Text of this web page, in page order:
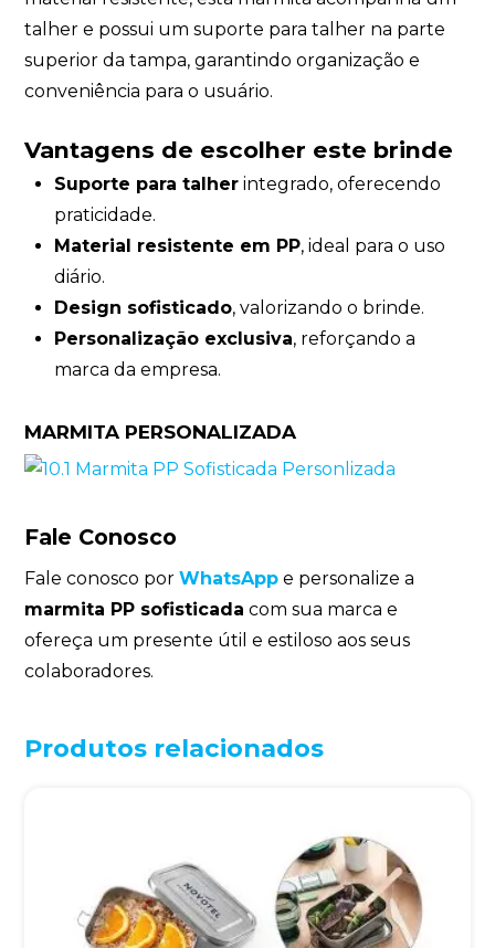
talher e possui um suporte para talher na parte
superior da tampa, garantindo organização e
conveniência para o usuário.
Vantagens de escolher este brinde
Suporte para talherintegrado, oferecendo
praticidade.
Material resistente em PP, ideal para o uso
diário.
Design sofisticado, valorizando o brinde.
Personalização exclusiva, reforçando a
marca da empresa.
MARMITA PERSONALIZADA
Fale Conosco
Fale conosco porWhatsApp e personalize a
marmita PP sofisticada com sua marca e
ofereça um presente útil e estiloso aos seus
colaboradores.
Produtos relacionados